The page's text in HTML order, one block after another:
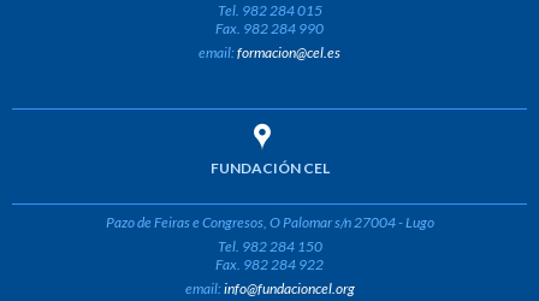
Tel. 982 284 015
Fax. 982 284 990
email:formacion@cel.es
FUNDACIÓN CEL
Pazo de Feiras e Congresos, O Palomar s/n 27004 - Lugo
Tel. 982 284 150
Fax. 982 284 922
email:info@fundacioncel.org